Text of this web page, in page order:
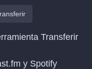
Transferir
y Spotify